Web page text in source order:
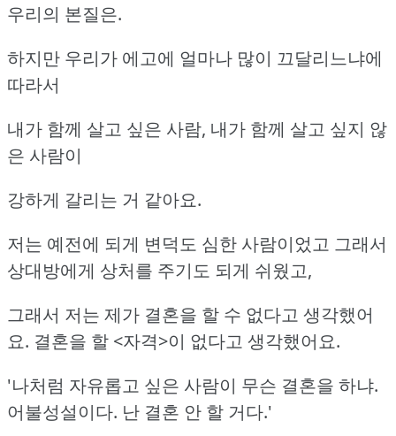
우리의 본질은.
하지만 우리가 에고에 얼마나 많이 끄달리느냐에
따라서
내가 함께 살고 싶은 사람, 내가 함께 살고 싶지 않
은 사람이
강하게 갈리는 거 같아요.
저는 예전에 되게 변덕도 심한 사람이었고 그래서
상대방에게 상처를 주기도 되게 쉬웠고,
그래서 저는 제가 결혼을 할 수 없다고 생각했어
요. 결혼을 할 <자격>이 없다고 생각했어요.
'나처럼 자유롭고 싶은 사람이 무슨 결혼을 하냐.
어불성설이다. 난 결혼 안 할 거다.'